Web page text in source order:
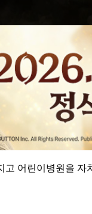
어린이병원을 자